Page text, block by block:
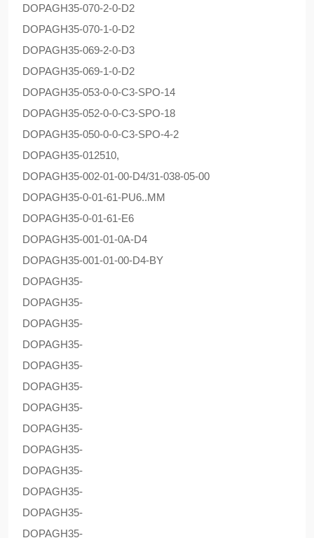
DOPAGH35-070-2-0-D2
DOPAGH35-070-1-0-D2
DOPAGH35-069-2-0-D3
DOPAGH35-069-1-0-D2
DOPAGH35-053-0-0-C3-SPO-14
DOPAGH35-052-0-0-C3-SPO-18
DOPAGH35-050-0-0-C3-SPO-4-2
DOPAGH35-012510,
DOPAGH35-002-01-00-D4/31-038-05-00
DOPAGH35-0-01-61-PU6..MM
DOPAGH35-0-01-61-E6
DOPAGH35-001-01-0A-D4
DOPAGH35-001-01-00-D4-BY
DOPAGH35-
DOPAGH35-
DOPAGH35-
DOPAGH35-
DOPAGH35-
DOPAGH35-
DOPAGH35-
DOPAGH35-
DOPAGH35-
DOPAGH35-
DOPAGH35-
DOPAGH35-
DOPAGH35-